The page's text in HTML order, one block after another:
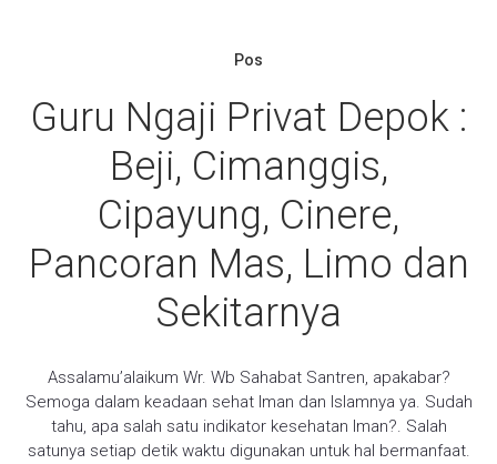
Pos
Guru Ngaji Privat Depok :
Beji, Cimanggis,
Cipayung, Cinere,
Pancoran Mas, Limo dan
Sekitarnya
Assalamu’alaikum Wr. Wb Sahabat Santren, apakabar?
Semoga dalam keadaan sehat Iman dan Islamnya ya. Sudah
tahu, apa salah satu indikator kesehatan Iman?. Salah
satunya setiap detik waktu digunakan untuk hal bermanfaat.